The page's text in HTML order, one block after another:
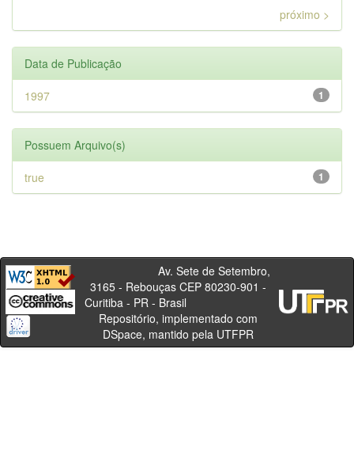
próximo >
Data de Publicação
1
1997
Possuem Arquivo(s)
1
true
Av. Sete de Setembro,
3165 - Rebouças CEP 80230-901 -
Curitiba - PR - Brasil
Repositório, implementado com
DSpace, mantido pela UTFPR